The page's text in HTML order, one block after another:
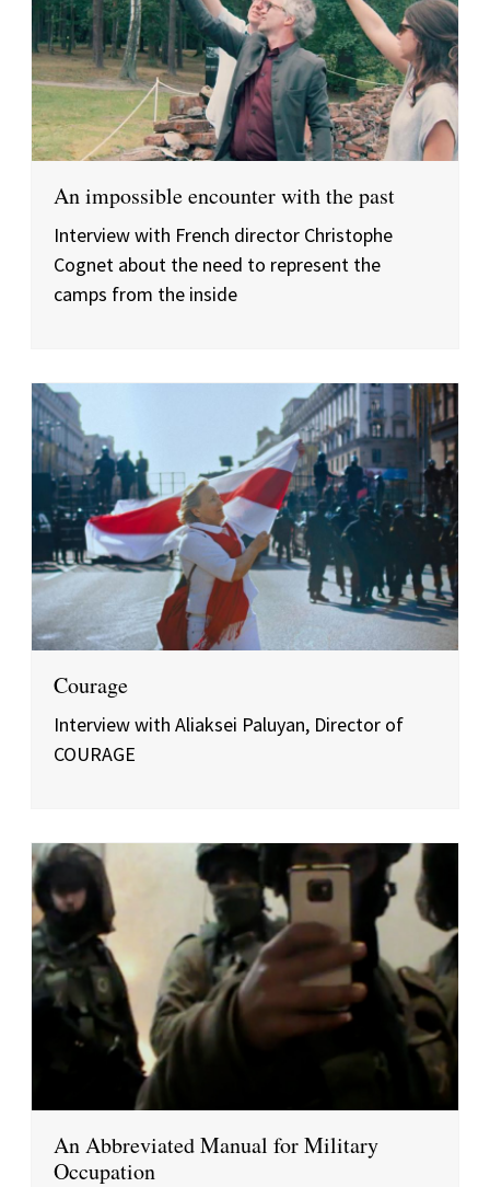
An impossible encounter with the past
Interview with French director Christophe
Cognet about the need to represent the
camps from the inside
Courage
Interview with Aliaksei Paluyan, Director of
COURAGE
An Abbreviated Manual for Military
Occupation